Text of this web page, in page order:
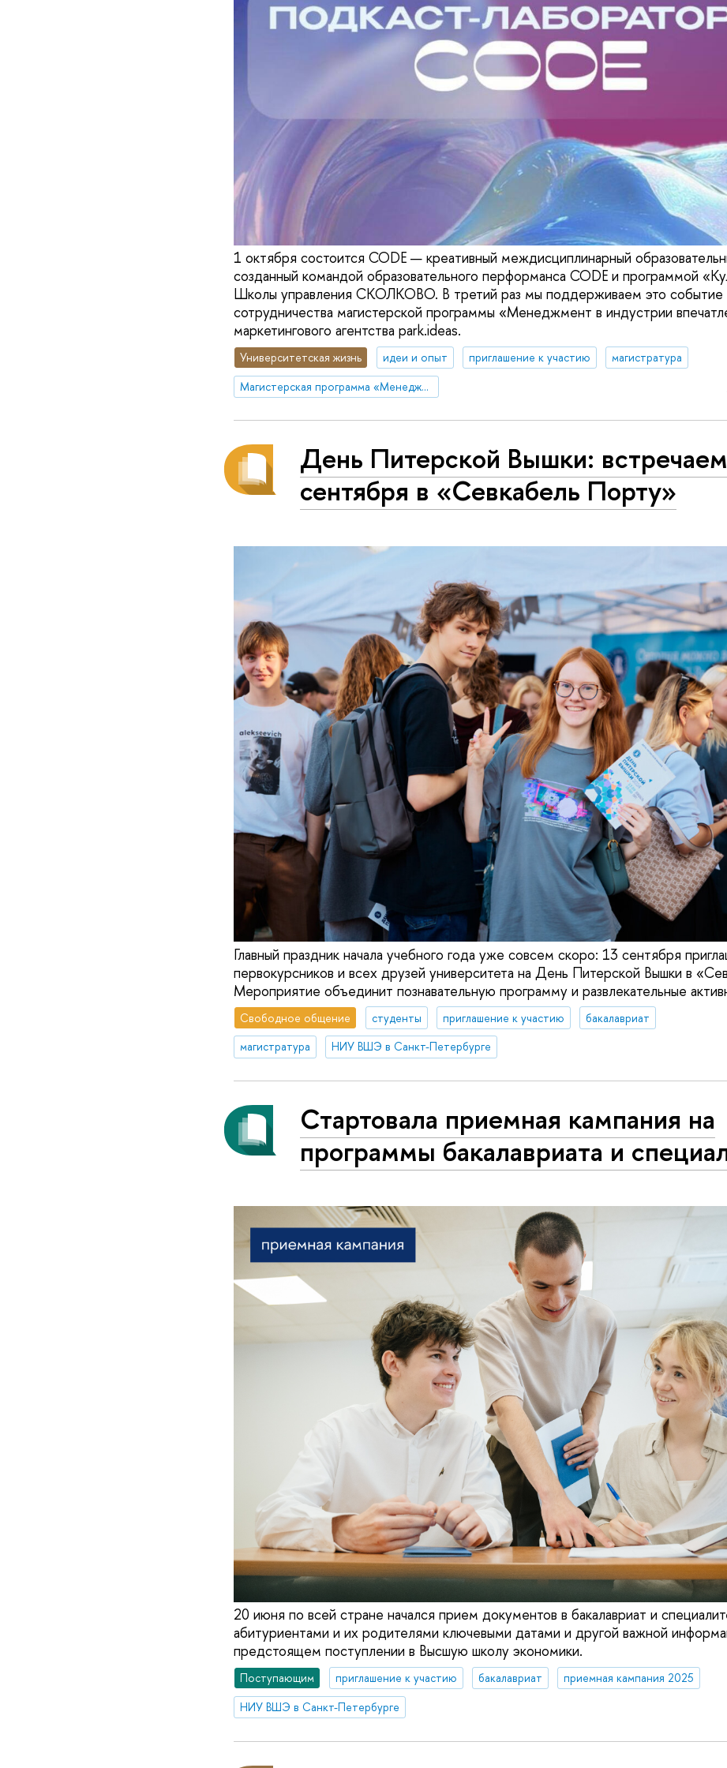
1 октября состоится CODE — креативный междисциплинарный
созданный командой образовательного перформанса CODE и программой
Школы управления СКОЛКОВО. В третий раз мы поддерживаем это событие
сотрудничества магистерской программы «Менеджмент в индустрии
маркетингового агентства park.ideas.
Университетская жизнь идеи и опыт приглашение к участию
магистратура
Магистерская программа «Менеджмент в индустрии впечатлений»
День Питерской Вышки:
сентября в «Севкабель Порту»
Главный праздник начала учебного года уже совсем скоро: 13 сентября
первокурсников и всех друзей университета на День Питерской Вышки в
Мероприятие объединит познавательную программу и развлекательные
Свободное общение студенты приглашение к участию
бакалавриат
магистратура
НИУ ВШЭ в Санкт-Петербурге
Стартовала приемная кампания на
программы бакалавриата и
20 июня по всей стране начался прием документов в бакалавриат и
абитуриентами и их родителями ключевыми датами и другой важной
предстоящем поступлении в Высшую школу экономики.
Поступающим приглашение к участию бакалавриат
приемная кампания 2025
НИУ ВШЭ в Санкт-Петербурге